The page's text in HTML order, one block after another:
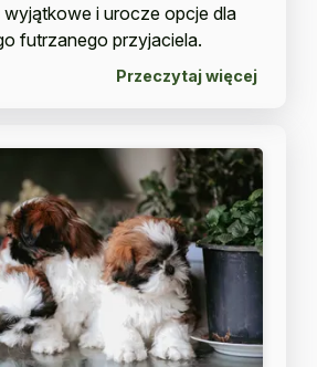
i urocze opcje dla
futrzanego przyjaciela.
Przeczytaj więcej